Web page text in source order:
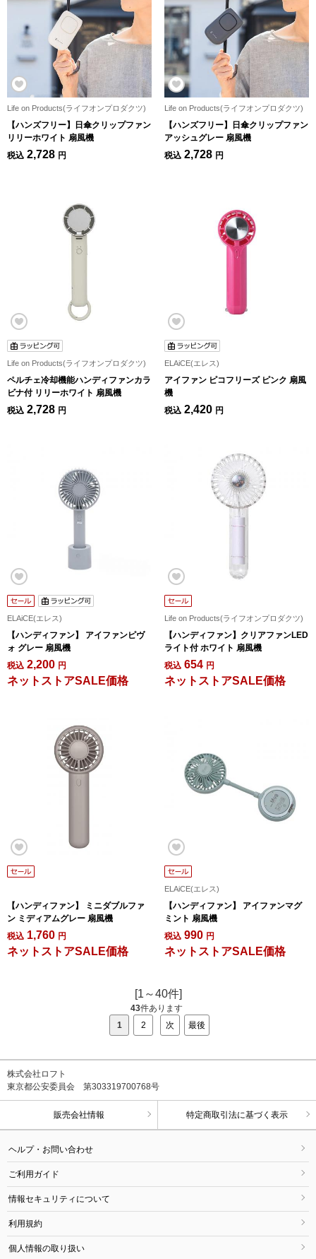
Life on Products(ライフオンプロダクツ)
【ハンズフリー】日傘クリップファン
リリーホワイト 扇風機
税込 2,728 円
Life on Products(ライフオンプロダクツ)
【ハンズフリー】日傘クリップファン
アッシュグレー 扇風機
税込 2,728 円
Life on Products(ライフオンプロダクツ)
ペルチェ冷却機能ハンディファンカラ
ビナ付 リリーホワイト 扇風機
税込 2,728 円
ELAiCE(エレス)
アイファン ピコフリーズ ピンク 扇風
機
税込 2,420 円
ELAiCE(エレス)
【ハンディファン】 アイファンピヴ
ォ グレー 扇風機
税込 2,200 円
ネットストアSALE価格
Life on Products(ライフオンプロダクツ)
【ハンディファン】クリアファンLED
ライト付 ホワイト 扇風機
税込 654 円
ネットストアSALE価格
【ハンディファン】 ミニダブルファ
ン ミディアムグレー 扇風機
税込 1,760 円
ネットストアSALE価格
ELAiCE(エレス)
【ハンディファン】 アイファンマグ
ミント 扇風機
税込 990 円
ネットストアSALE価格
[1～40件]
43件あります
1
2 次 最後
株式会社ロフト
東京都公安委員会 第303319700768号
販売会社情報 特定商取引法に基づく表示
ヘルプ・お問い合わせ
ご利用ガイド
情報セキュリティについて
利用規約
個人情報の取り扱い